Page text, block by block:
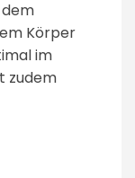
Körper
im
zudem